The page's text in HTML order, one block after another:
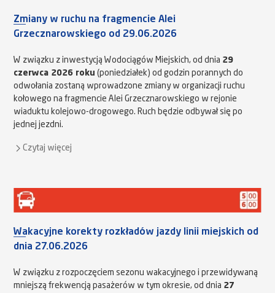
Zmiany w ruchu na fragmencie Alei
Grzecznarowskiego od 29.06.2026
W związku z inwestycją Wodociągów Miejskich, od dnia 29
czerwca 2026 roku (poniedziałek) od godzin porannych do
odwołania zostaną wprowadzone zmiany w organizacji ruchu
kołowego na fragmencie Alei Grzecznarowskiego w rejonie
wiaduktu kolejowo-drogowego. Ruch będzie odbywał się po
jednej jezdni.
Czytaj więcej
Wakacyjne korekty rozkładów jazdy linii miejskich od
dnia 27.06.2026
W związku z rozpoczęciem sezonu wakacyjnego i przewidywaną
mniejszą frekwencją pasażerów w tym okresie, od dnia 27